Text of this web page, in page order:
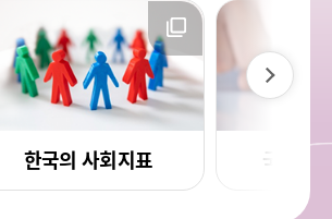
한국의 사회지표 국민 삶
다
음